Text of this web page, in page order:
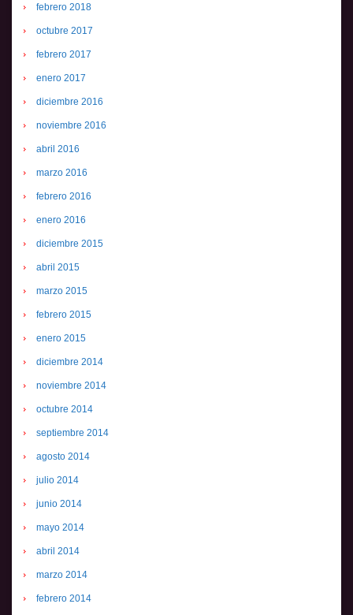
febrero 2018
octubre 2017
febrero 2017
enero 2017
diciembre 2016
noviembre 2016
abril 2016
marzo 2016
febrero 2016
enero 2016
diciembre 2015
abril 2015
marzo 2015
febrero 2015
enero 2015
diciembre 2014
noviembre 2014
octubre 2014
septiembre 2014
agosto 2014
julio 2014
junio 2014
mayo 2014
abril 2014
marzo 2014
febrero 2014